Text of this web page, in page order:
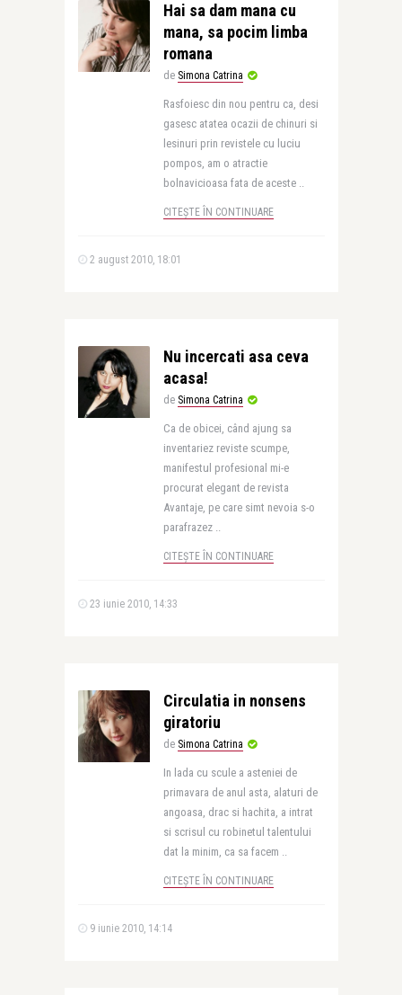
Hai sa dam mana cu
mana, sa pocim limba
romana
de Simona Catrina
Rasfoiesc din nou pentru ca, desi
gasesc atatea ocazii de chinuri si
lesinuri prin revistele cu luciu
pompos, am o atractie
bolnavicioasa fata de aceste ..
CITEȘTE ÎN CONTINUARE
2 august 2010, 18:01
Nu incercati asa ceva
acasa!
de Simona Catrina
Ca de obicei, când ajung sa
inventariez reviste scumpe,
manifestul profesional mi-e
procurat elegant de revista
Avantaje, pe care simt nevoia s-o
parafrazez ..
CITEȘTE ÎN CONTINUARE
23 iunie 2010, 14:33
Circulatia in nonsens
giratoriu
de Simona Catrina
In lada cu scule a asteniei de
primavara de anul asta, alaturi de
angoasa, drac si hachita, a intrat
si scrisul cu robinetul talentului
dat la minim, ca sa facem ..
CITEȘTE ÎN CONTINUARE
9 iunie 2010, 14:14